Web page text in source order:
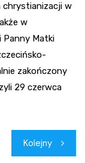
chrystianizacji w
w
Panny Matki
zakończony
29 czerwca
Kolejny